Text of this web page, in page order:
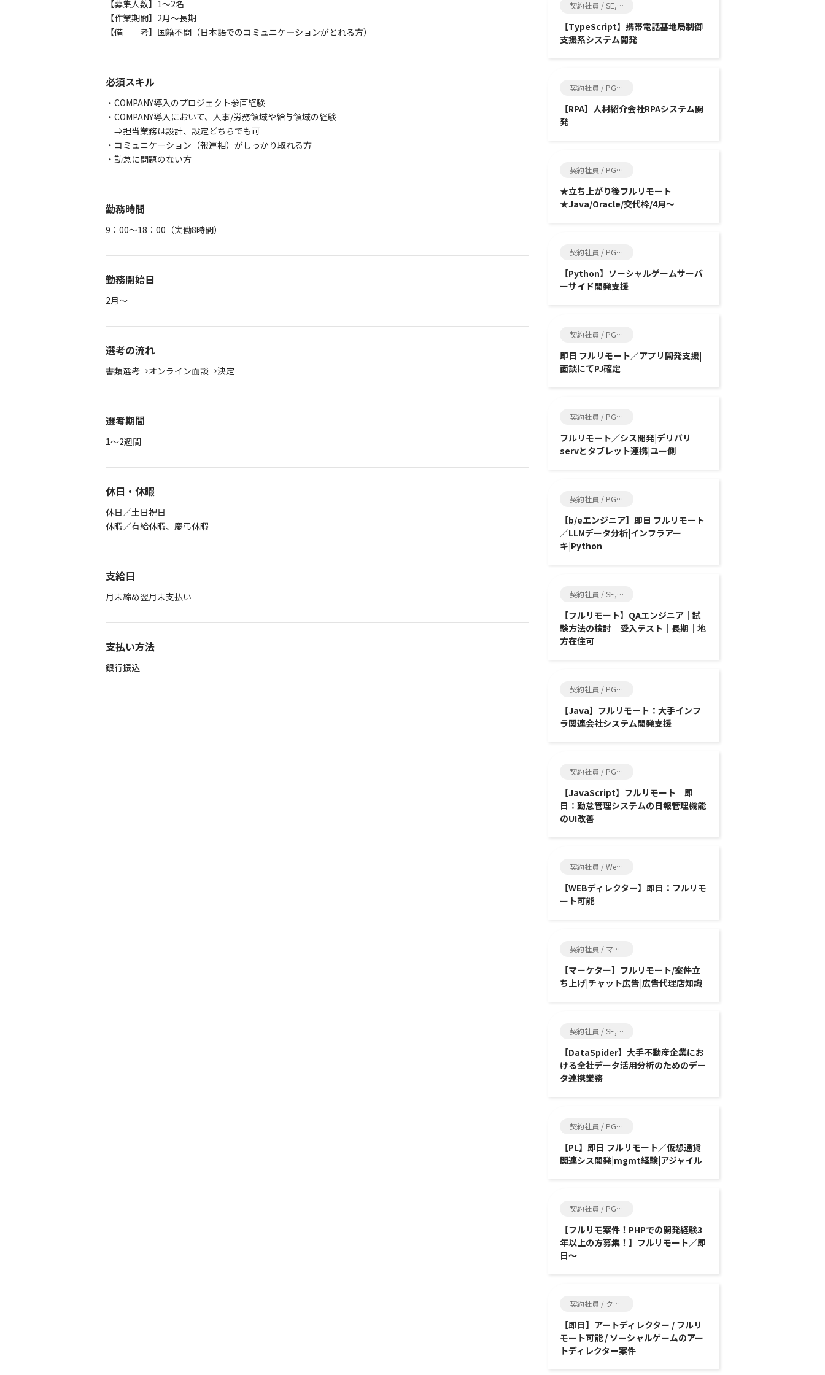
【募集人数】1～2名
【作業期間】2月～長期
【備 考】国籍不問（日本語でのコミュニケ―ションがとれる方）
必須スキル
・COMPANY導入のプロジェクト参画経験
・COMPANY導入において、人事/労務領域や給与領域の経験
⇒担当業務は設計、設定どちらでも可
・コミュニケーション（報連相）がしっかり取れる方
・勤怠に問題のない方
勤務時間
9：00～18：00（実働8時間）
勤務開始日
2月～
選考の流れ
書類選考→オンライン面談→決定
選考期間
1～2週間
休日・休暇
休日／土日祝日
休暇／有給休暇、慶弔休暇
支給日
月末締め翌月末支払い
支払い方法
銀行振込
契約社員 / SE, インフラ系エンジニア
【TypeScript】携帯電話基地局制御
支援系システム開発
契約社員 / PG, SE
【RPA】人材紹介会社RPAシステム開
発
契約社員 / PG, SE
★立ち上がり後フルリモート
★Java/Oracle/交代枠/4月～
契約社員 / PG, SE
【Python】ソーシャルゲームサーバ
ーサイド開発支援
契約社員 / PG, SE
即日 フルリモート／アプリ開発支援|
面談にてPJ確定
契約社員 / PG, SE
フルリモート／シス開発|デリバリ
servとタブレット連携|ユー側
契約社員 / PG, SE
【b/eエンジニア】即日 フルリモート
／LLMデータ分析|インフラアー
キ|Python
契約社員 / SE, 品質管理
【フルリモート】QAエンジニア｜試
験方法の検討｜受入テスト｜長期｜地
方在住可
契約社員 / PG, SE
【Java】フルリモート：大手インフ
ラ関連会社システム開発支援
契約社員 / PG, SE
【JavaScript】フルリモート 即
日：勤怠管理システムの日報管理機能
のUI改善
契約社員 / Web制作, SE
【WEBディレクター】即日：フルリモ
ート可能
契約社員 / マーケティング, SE
【マーケター】フルリモート/案件立
ち上げ|チャット広告|広告代理店知識
契約社員 / SE, インフラ系エンジニア
【DataSpider】大手不動産企業にお
ける全社データ活用分析のためのデー
タ連携業務
契約社員 / PG, SE
【PL】即日 フルリモート／仮想通貨
関連シス開発|mgmt経験|アジャイル
契約社員 / PG, SE
【フルリモ案件！PHPでの開発経験3
年以上の方募集！】フルリモート／即
日～
契約社員 / クリエイター, ゲーム制作
【即日】アートディレクター / フルリ
モート可能 / ソーシャルゲームのアー
トディレクター案件